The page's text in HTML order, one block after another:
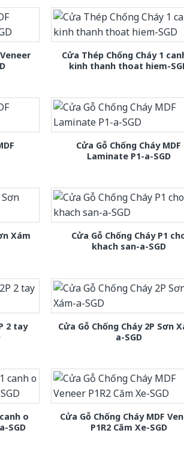
Cửa Thép Chống Cháy 1
kinh thanh thoat hiem-
Cửa Gỗ Chống Cháy MDF
Laminate P1-a-SGD
Xám
Cửa Gỗ Chống Cháy P1
khach san-a-SGD
2 tay
Cửa Gỗ Chống Cháy 2P Sơn
a-SGD
o
SGD
Cửa Gỗ Chống Cháy MDF
P1R2 Căm Xe-SGD